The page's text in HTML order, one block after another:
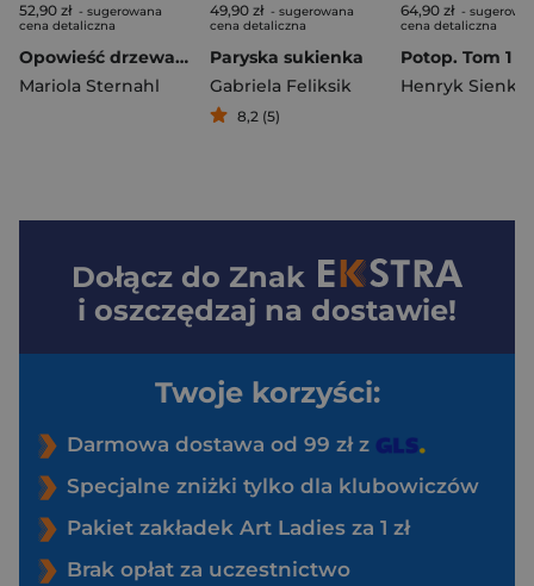
52,90 zł - sugerowana
cena detaliczna
Opowieść drzewa orzechowego. Pomroczność
Mariola Sternahl
49,90 zł - sugerowana
cena detaliczna
Paryska sukienka
Gabriela Feliksik
8,2 (5)
64,90 zł -
cena detaliczna
Henryk
Dołącz do Znak
i oszczędzaj na dostawie!
Twoje korzyści:
Darmowa dostawa od 99 zł z
Specjalne zniżki tylko dla klubowiczów
Pakiet zakładek Art Ladies za 1 zł
Brak opłat za uczestnictwo